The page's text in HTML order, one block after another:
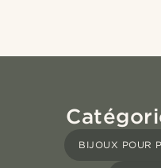
BIJOUX POUR